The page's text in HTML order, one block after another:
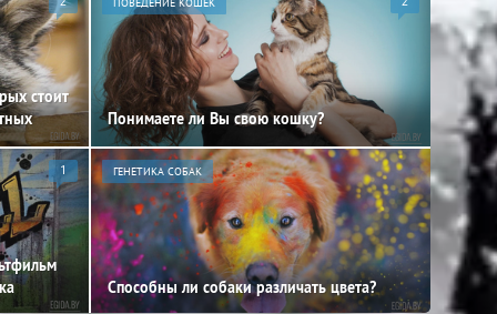
стоит
Понимаете ли Вы свою кошку?
1 ГЕНЕТИКА СОБАК
Способны ли собаки различать цвета?